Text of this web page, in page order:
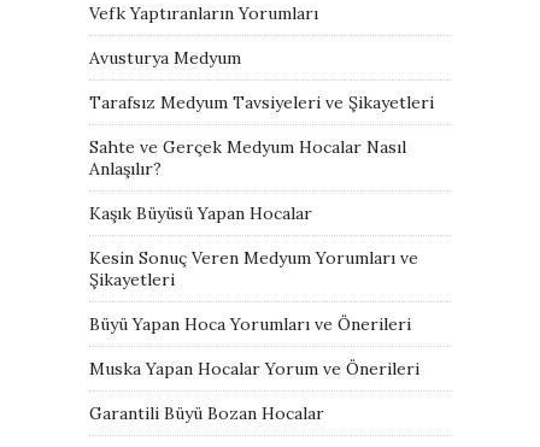
Vefk Yaptıranların Yorumları
Avusturya Medyum
Tarafsız Medyum Tavsiyeleri ve Şikayetleri
Sahte ve Gerçek Medyum Hocalar Nasıl
Anlaşılır?
Kaşık Büyüsü Yapan Hocalar
Kesin Sonuç Veren Medyum Yorumları ve
Şikayetleri
Büyü Yapan Hoca Yorumları ve Önerileri
Muska Yapan Hocalar Yorum ve Önerileri
Garantili Büyü Bozan Hocalar